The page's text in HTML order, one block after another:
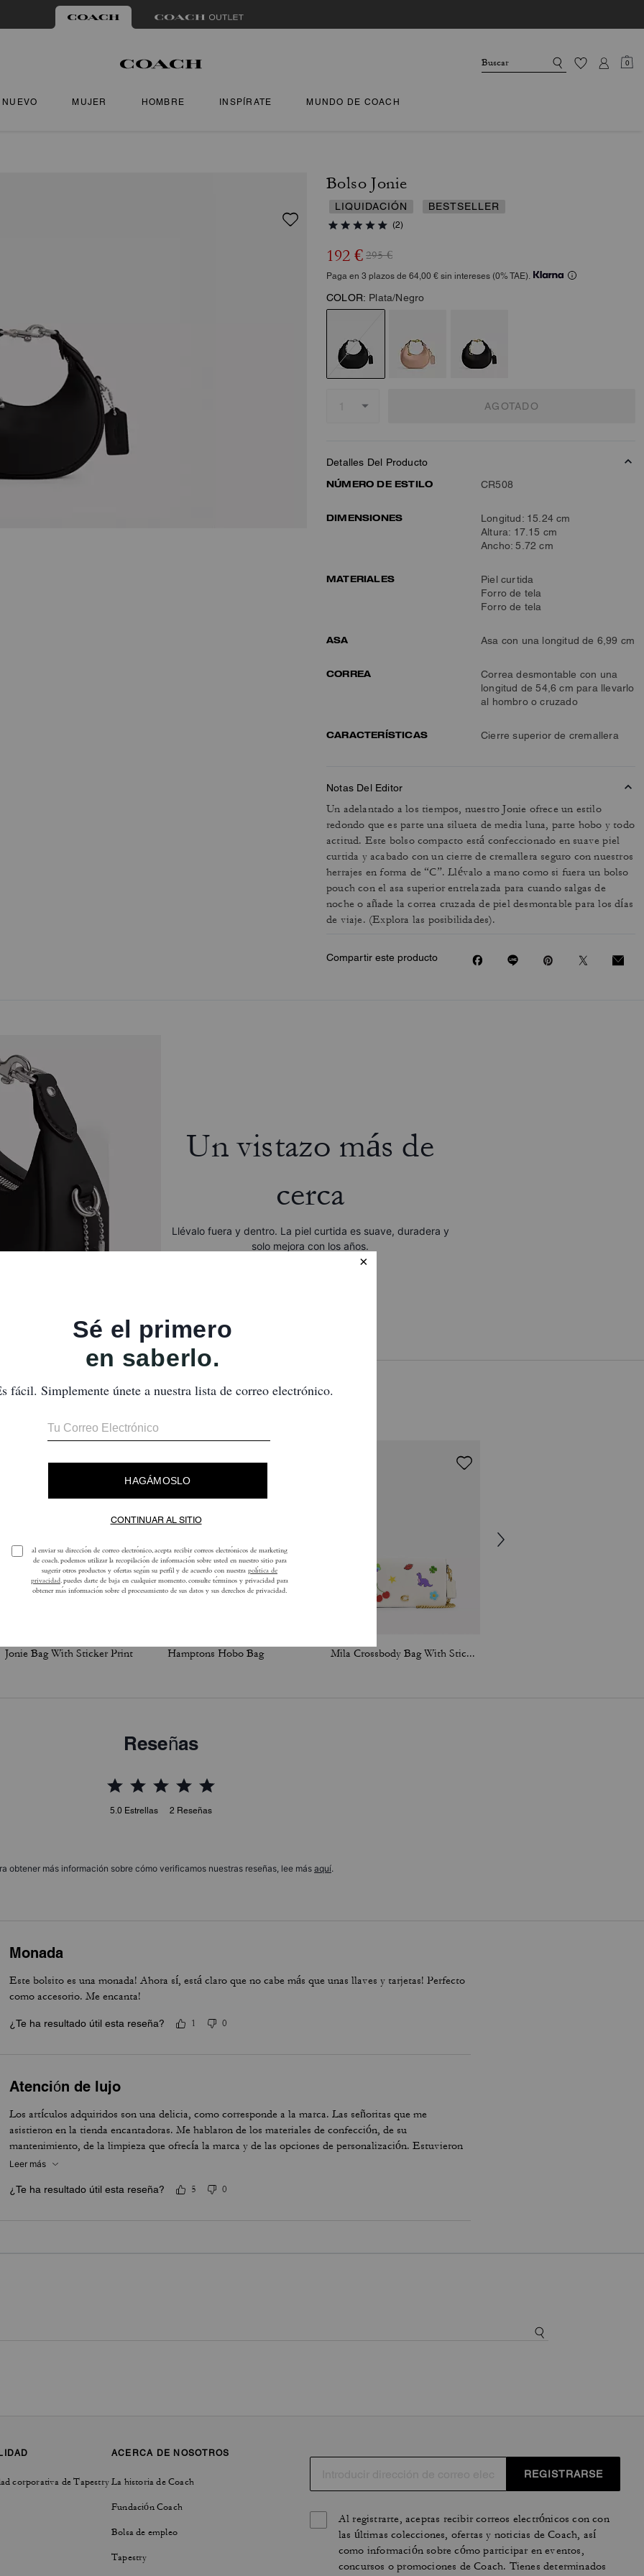
0
NUEVO MUJER HOMBRE INSPÍRATE MUNDO DE COACH
Bolso Jonie
LIQUIDACIÓN BESTSELLER
(2)
192 € 295 €
Paga en 3 plazos de 64,00 € sin intereses (0% TAE).
COLOR: Plata/Negro
AGOTADO
Detalles Del Producto
NÚMERO DE ESTILO
CR508
DIMENSIONES
Longitud: 15.24 cm
Altura: 17.15 cm
Ancho: 5.72 cm
MATERIALES
Piel curtida
Forro de tela
Forro de tela
ASA Asa con una longitud de 6,99 cm
CORREA
Correa desmontable con una
longitud de 54,6 cm para llevarlo
al hombro o cruzado
CARACTERÍSTICAS Cierre superior de cremallera
Notas Del Editor
Un adelantado a los tiempos, nuestro Jonie ofrece un estilo
redondo que es parte una silueta de media luna, parte hobo y todo
actitud. Este bolso compacto está confeccionado en suave piel
curtida y acabado con un cierre de cremallera seguro con nuestros
herrajes en forma de “C”. Llévalo a mano como si fuera un bolso
pouch con el asa superior entrelazada para cuando salgas de
noche o añade la correa cruzada de piel desmontable para los días
de viaje. (Explora las posibilidades).
Compartir este producto
Un vistazo más de
cerca
Llévalo fuera y dentro. La piel curtida es suave, duradera y
solo mejora con los años.
Jonie Bag With Sticker Print Hamptons Hobo Bag Mila Crossbody Bag With Sticker Print
Reseñas
5.0 Estrellas 2 Reseñas
obtener más información sobre cómo verificamos nuestras reseñas, lee más aquí.
Monada
Este bolsito es una monada! Ahora sí, está claro que no cabe más que unas llaves y tarjetas! Perfecto
como accesorio. Me encanta!
¿Te ha resultado útil esta reseña? 1 0
Atención de lujo
Los artículos adquiridos son una delicia, como corresponde a la marca. Las señoritas que me
asistieron en la tienda encantadoras. Me hablaron de los materiales de confección, de su
mantenimiento, de la limpieza que ofrecía la marca y de las opciones de personalización. Estuvieron
muy atentas a mis comentarios y me hicieron sugerencias relacionadas con ellos, de forma que pude
a toda costa sino de que estuviera contenta con lo que me llevara.
Leer más
¿Te ha resultado útil esta reseña? 5 0
corporativa de Tapestry
ACERCA DE NOSOTROS
La historia de Coach
Fundación Coach
Bolsa de empleo
Tapestry
REGISTRARSE
Al registrarte, aceptas recibir correos electrónicos con con
las últimas colecciones, ofertas y noticias de Coach, así
como información sobre cómo participar en eventos,
concursos o promociones de Coach. Tienes determinados